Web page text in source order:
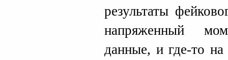
результаты
напряженный
данные, и где-то